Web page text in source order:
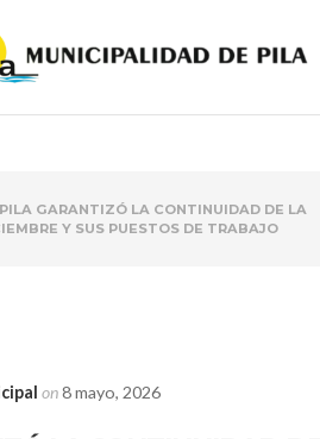
PILA GARANTIZÓ LA CONTINUIDAD DE LA
Y SUS PUESTOS DE TRABAJO
on8 mayo, 2026